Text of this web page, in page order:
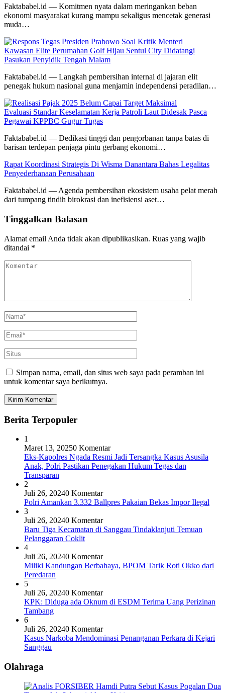
Faktababel.id — Komitmen nyata dalam meringankan beban
ekonomi masyarakat kurang mampu sekaligus mencetak generasi
muda…
Kawasan Elite Perumahan Golf Hijau Sentul City Didatangi
Pasukan Penyidik Tengah Malam
Faktababel.id — Langkah pembersihan internal di jajaran elit
penegak hukum nasional guna menjamin independensi peradilan…
Evaluasi Standar Keselamatan Kerja Patroli Laut Didesak Pasca
Pegawai KPPBC Gugur Tugas
Faktababel.id — Dedikasi tinggi dan pengorbanan tanpa batas di
barisan terdepan penjaga pintu gerbang ekonomi…
Rapat Koordinasi Strategis Di Wisma Danantara Bahas Legalitas
Penyederhanaan Perusahaan
Faktababel.id — Agenda pembersihan ekosistem usaha pelat merah
dari tumpang tindih birokrasi dan inefisiensi aset…
Tinggalkan Balasan
Alamat email Anda tidak akan dipublikasikan. Ruas yang wajib
ditandai *
Simpan nama, email, dan situs web saya pada peramban ini
untuk komentar saya berikutnya.
Berita Terpopuler
1
Maret 13, 20250 Komentar
Eks-Kapolres Ngada Resmi Jadi Tersangka Kasus Asusila
Anak, Polri Pastikan Penegakan Hukum Tegas dan
Transparan
2
Juli 26, 20240 Komentar
Polri Amankan 3.332 Ballpres Pakaian Bekas Impor Ilegal
3
Juli 26, 20240 Komentar
Baru Tiga Kecamatan di Sanggau Tindaklanjuti Temuan
Pelanggaran Coklit
4
Juli 26, 20240 Komentar
Miliki Kandungan Berbahaya, BPOM Tarik Roti Okko dari
Peredaran
5
Juli 26, 20240 Komentar
KPK: Diduga ada Oknum di ESDM Terima Uang Perizinan
Tambang
6
Juli 26, 20240 Komentar
Kasus Narkoba Mendominasi Penanganan Perkara di Kejari
Sanggau
Olahraga